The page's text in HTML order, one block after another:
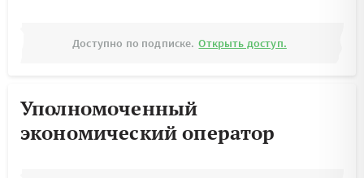
Доступно по подписке. Открыть доступ.
Уполномоченный
экономический оператор